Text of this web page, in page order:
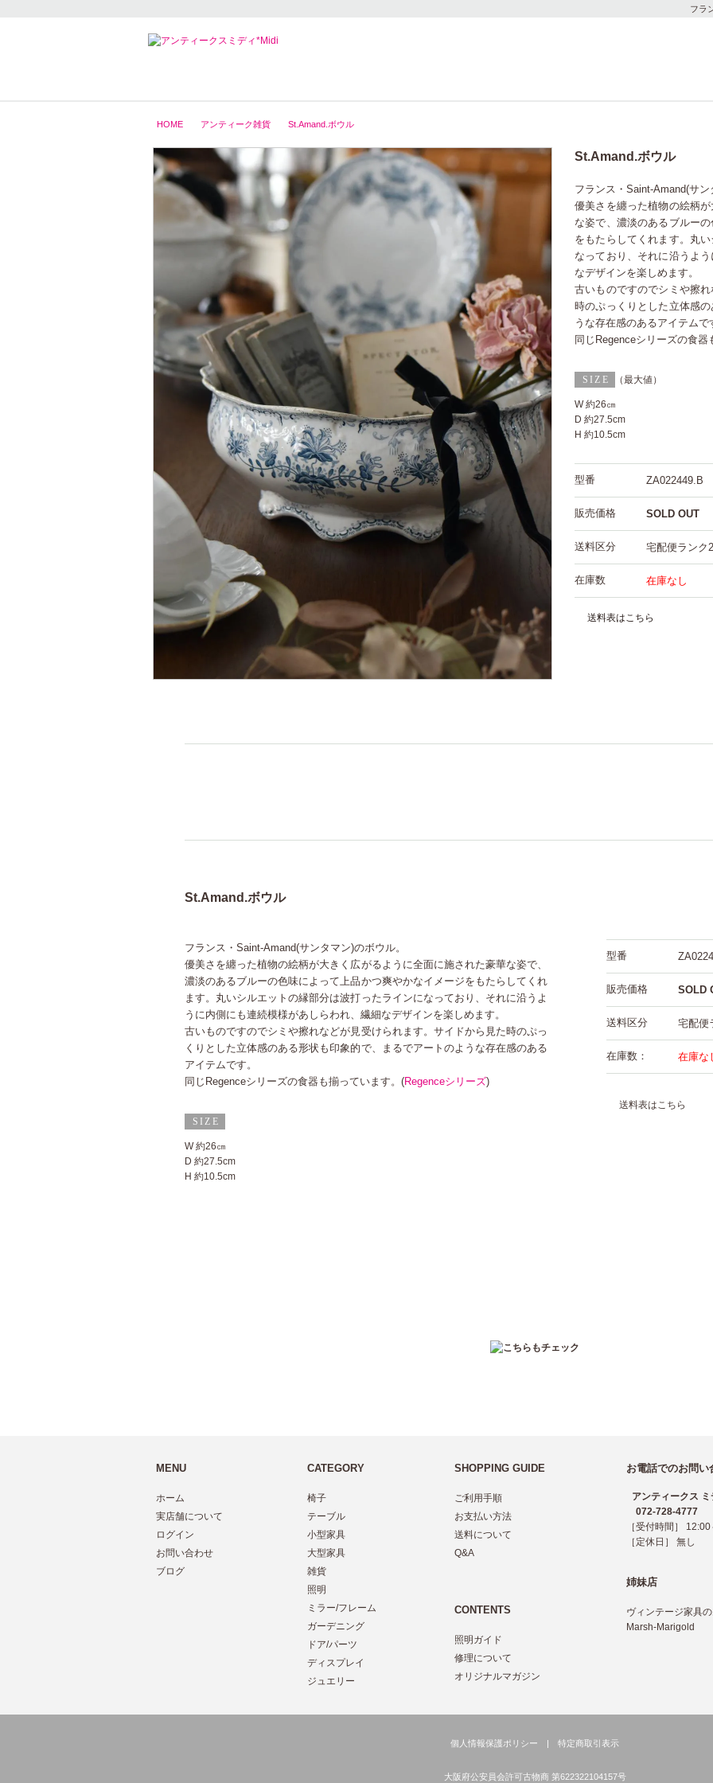
フラ
HOME アンティーク雑貨 St.Amand.ボウル
St.Amand.ボウル
フランス・Saint-Amand(サン
優美さを纏った植物の絵柄
な姿で、濃淡のあるブルー
をもたらしてくれます。丸
なっており、それに沿うよ
なデザインを楽しめます。
古いものですのでシミや擦
時のぷっくりとした立体感
うな存在感のあるアイテムで
同じRegenceシリーズの食器
W 約26㎝
D 約27.5cm
H 約10.5cm
（最大値）
型番 ZA022449.B
販売価格 SOLD OUT
送料区分 宅配便ランク2
在庫数 在庫なし
送料表はこちら
St.Amand.ボウル
フランス・Saint-Amand(サンタマン)のボウル。
優美さを纏った植物の絵柄が大きく広がるように全面に施された豪華な姿で、
濃淡のあるブルーの色味によって上品かつ爽やかなイメージをもたらしてくれ
ます。丸いシルエットの縁部分は波打ったラインになっており、それに沿うよ
うに内側にも連続模様があしらわれ、繊細なデザインを楽しめます。
古いものですのでシミや擦れなどが見受けられます。サイドから見た時のぷっ
くりとした立体感のある形状も印象的で、まるでアートのような存在感のある
アイテムです。
同じRegenceシリーズの食器も揃っています。(Regenceシリーズ)
W 約26㎝
D 約27.5cm
H 約10.5cm
型番
販売価格 SOLD
送料区分 宅配便
在庫数： 在庫な
送料表はこちら
MENU
ホーム
実店舗について
ログイン
お問い合わせ
ブログ
CATEGORY
椅子
テーブル
小型家具
大型家具
雑貨
照明
ミラー/フレーム
ガーデニング
ドア/パーツ
ディスプレイ
ジュエリー
SHOPPING GUIDE
ご利用手順
お支払い方法
送料について
Q&A
CONTENTS
照明ガイド
修理について
オリジナルマガジン
お電話でのお問い
アンティークス ミ
072-728-4777
［受付時間］
［定休日］ 無し
姉妹店
ヴィンテージ家具
Marsh-Marigold
個人情報保護ポリシー | 特定商取引表示
大阪府公安員会許可古物商 第622322104157号